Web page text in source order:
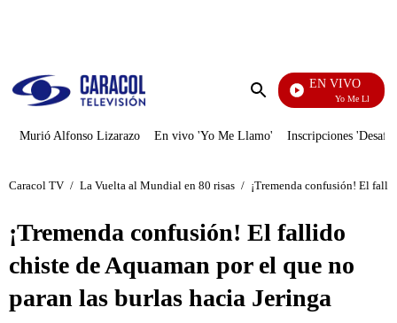
Enviar
EN VIVO
Yo Me Llamo
Murió Alfonso Lizarazo En vivo 'Yo Me Llamo' Inscripciones
Caracol TV / La Vuelta al Mundial en 80 risas / ¡Tremenda confusión! El
¡Tremenda confusión! El fallido
chiste de Aquaman por el que no
paran las burlas hacia Jeringa